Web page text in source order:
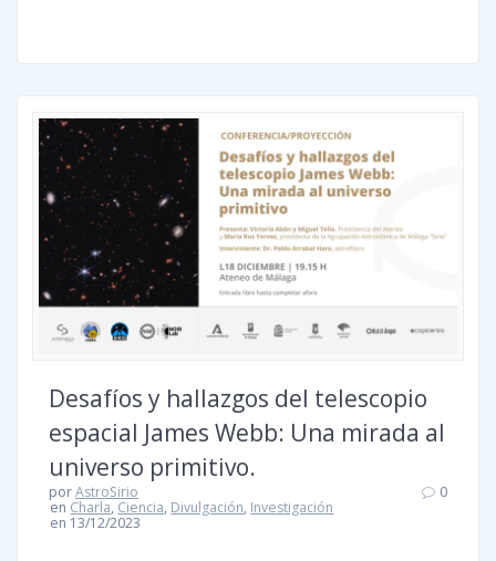
Desafíos y hallazgos del telescopio
espacial James Webb: Una mirada al
universo primitivo.
porAstroSirio
en Charla, Ciencia, Divulgación, Investigación
en 13/12/2023
0